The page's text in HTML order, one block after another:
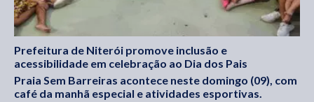
Prefeitura de Niterói promove inclusão e
acessibilidade em celebração ao Dia dos Pais
Praia Sem Barreiras acontece neste domingo (09), com
café da manhã especial e atividades esportivas.